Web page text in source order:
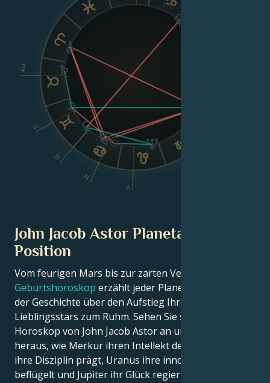
Asc
II
III
IV
V
John Jacob Astor Planetarische
Position
Vom feurigen Mars bis zur zarten Venus – in diesem
Geburtshoroskop erzählt jeder Planet seinen Teil
der Geschichte über den Aufstieg Ihres
Lieblingsstars zum Ruhm. Sehen Sie sich das Astro-
Horoskop von John Jacob Astor an und finden Sie
heraus, wie Merkur ihren Intellekt definiert, Saturn
ihre Disziplin prägt, Uranus ihre innovativen Ideen
beflügelt und Jupiter ihr Glück regiert.